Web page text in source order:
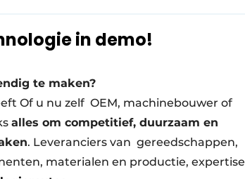
in demo!
te maken?
Of u nu zelf OEM, machinebouwer of
alles om competitief, duurzaam en
. Leveranciers van gereedschappen,
materialen en productie, expertise